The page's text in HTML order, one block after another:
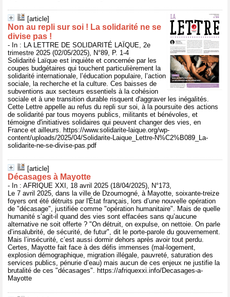
[article]
Non au repli sur soi ! La solidarité ne se
divise pas !
- In : LA LETTRE DE SOLIDARITÉ LAÏQUE, 2e
trimestre 2025 (02/05/2025), N°89, P. 1-4
Solidarité Laïque est inquiète et concernée par les
coupes budgétaires qui touchent particulièrement la
solidarité internationale, l’éducation populaire, l’action
sociale, la recherche et la culture. Ces baisses de
subventions aux secteurs essentiels à la cohésion
sociale et à une transition durable risquent d'aggraver les inégalités.
Cette Lettre appelle au refus du repli sur soi, à la poursuite des actions
de solidarité par tous moyens publics, militants et bénévoles, et
témoigne d'initiatives solidaires qui peuvent changer des vies, en
France et ailleurs. https://www.solidarite-laique.org/wp-
content/uploads/2025/04/Solidarite-Laique_Lettre-N%C2%B089_La-
solidarite-ne-se-divise-pas.pdf
[article]
Décasages à Mayotte
- In : AFRIQUE XXI, 18 avril 2025 (18/04/2025), N°173,
Le 7 avril 2025, dans la ville de Dzoumogné, à Mayotte, soixante-treize
foyers ont été détruits par l'État français, lors d’une nouvelle opération
de "décasage", justifiée comme "opération humanitaire". Mais de quelle
humanité s’agit-il quand des vies sont effacées sans qu’aucune
alternative ne soit offerte ? "On détruit, on expulse, on nettoie. On parle
d’insalubrité, de sécurité, de futur", dit le porte-parole du gouvernement.
Mais l’insécurité, c’est aussi dormir dehors après avoir tout perdu.
Certes, Mayotte fait face à des défis immenses (mal-logement,
explosion démographique, migration illégale, pauvreté, saturation des
services publics, pénurie d’eau) mais aucun de ces enjeux ne justifie la
brutalité de ces "décasages". https://afriquexxi.info/Decasages-a-
Mayotte